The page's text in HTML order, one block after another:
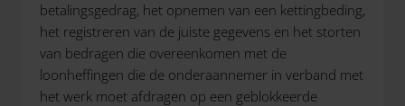
betalingsgedrag, het opnemen van een kettingbeding,
het registreren van de juiste gegevens en het storten
van bedragen die overeenkomen met de
loonheffingen die de onderaannemer in verband met
het werk moet afdragen op een geblokkeerde